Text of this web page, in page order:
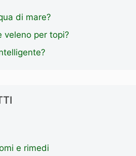
di mare?
veleno per topi?
e rimedi